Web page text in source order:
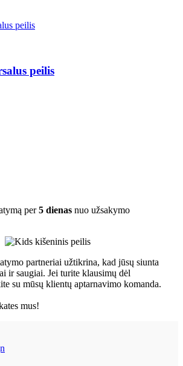
peilis
per5 dienas nuo užsakymo
partneriai užtikrina, kad jūsų siunta
ir saugiai. Jei turite klausimų dėl
su mūsų klientų aptarnavimo komanda.
mus!